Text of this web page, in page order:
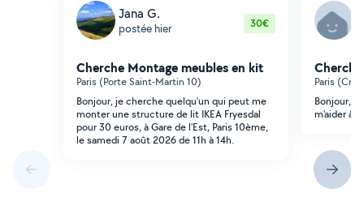
Jana G.
postée hier 30€
Cherche Montage meubles en kit
Paris (Porte Saint-Martin 10)
Bonjour, je cherche quelqu'un qui peut me
monter une structure de lit IKEA Fryesdal
pour 30 euros, à Gare de l'Est, Paris 10ème,
le samedi 7 août 2026 de 11h à 14h.
Paris
Bonjour,
m'aider à